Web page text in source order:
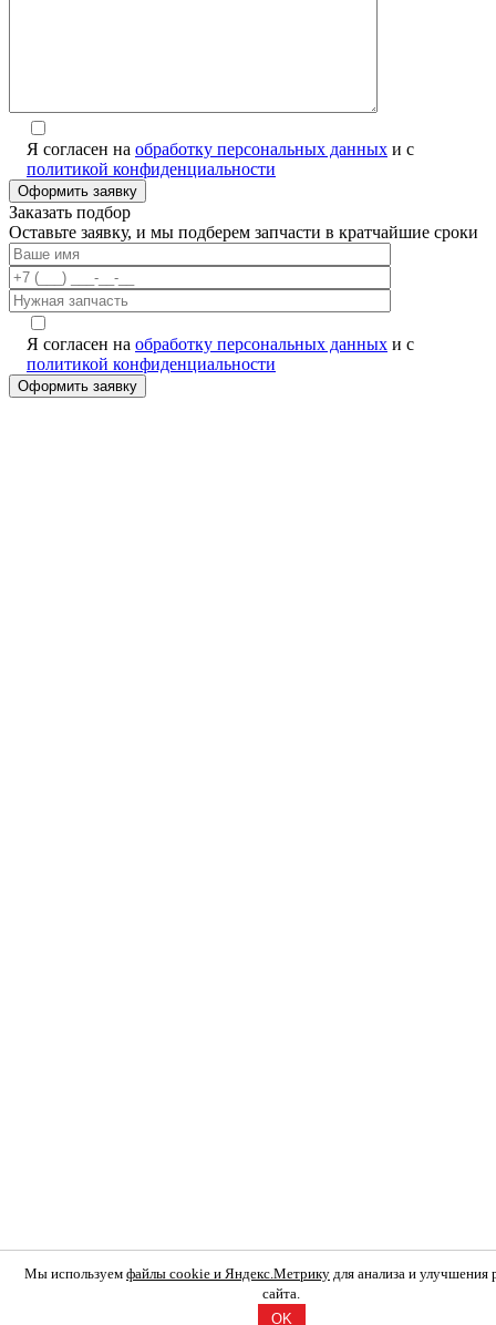
Я согласен на обработку персональных данных и с
политикой конфиденциальности
Заказать подбор
Оставьте заявку, и мы подберем запчасти в кратчайшие сроки
Я согласен на обработку персональных данных и с
политикой конфиденциальности
Мы используем файлы cookie и Яндекс.Метрику для анализа и улучшения
сайта.
OK